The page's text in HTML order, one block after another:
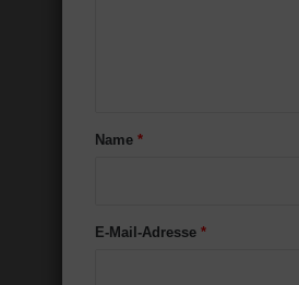
aName *
E-Mail-Adresse *